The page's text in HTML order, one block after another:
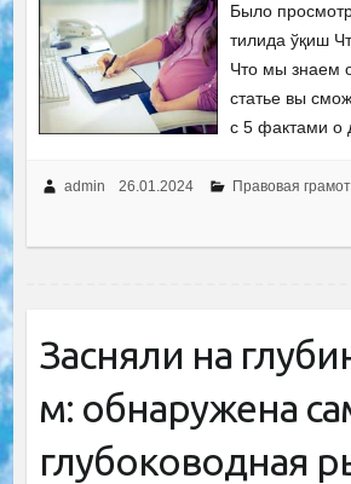
Было
тилида ўқиш
Что мы знаем
статье вы
с 5 фактами о
admin 26.01.2024 Правовая
Засняли на
м: обнаружена
глубоководная